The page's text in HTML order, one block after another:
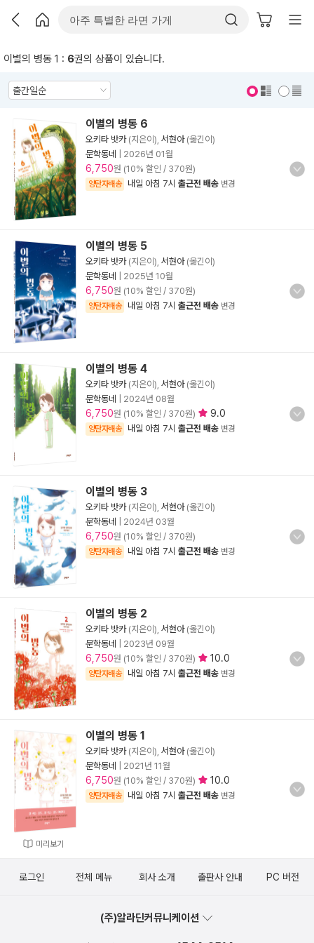
이별의 병동 1 : 6권의 상품이 있습니다.
이별의 병동 6
오키타 밧카(지은이), 서현아(옮긴이)
문학동네
2026년 01월
6,750원 (10% 할인 / 370원)
양탄자배송 내일 아침 7시 출근전 배송 변경
이별의 병동 5
오키타 밧카(지은이), 서현아(옮긴이)
문학동네
2025년 10월
6,750원 (10% 할인 / 370원)
양탄자배송 내일 아침 7시 출근전 배송 변경
이별의 병동 4
오키타 밧카(지은이), 서현아(옮긴이)
문학동네
2024년 08월
6,750원 (10% 할인 / 370원) 9.0
양탄자배송 내일 아침 7시 출근전 배송 변경
이별의 병동 3
오키타 밧카(지은이), 서현아(옮긴이)
문학동네
2024년 03월
6,750원 (10% 할인 / 370원)
양탄자배송 내일 아침 7시 출근전 배송 변경
이별의 병동 2
오키타 밧카(지은이), 서현아(옮긴이)
문학동네
2023년 09월
6,750원 (10% 할인 / 370원) 10.0
양탄자배송 내일 아침 7시 출근전 배송 변경
미리보기
이별의 병동 1
오키타 밧카(지은이), 서현아(옮긴이)
문학동네
2021년 11월
6,750원 (10% 할인 / 370원) 10.0
양탄자배송 내일 아침 7시 출근전 배송 변경
로그인 전체 메뉴 회사 소개 출판사 안내 PC 버전
(주)알라딘커뮤니케이션